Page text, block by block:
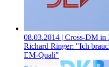
08.03.2014 | Cross-DM in
Richard Ringer: "Ich
EM-Quali"